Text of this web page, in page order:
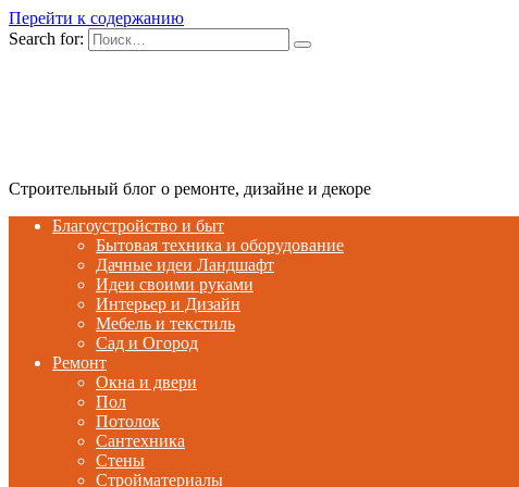
Перейти к содержанию
Search for:
Строительный блог о ремонте, дизайне и декоре
Благоустройство и быт
Бытовая техника и оборудование
Дачные идеи Ландшафт
Идеи своими руками
Интерьер и Дизайн
Мебель и текстиль
Сад и Огород
Ремонт
Окна и двери
Пол
Потолок
Сантехника
Стены
Стройматериалы